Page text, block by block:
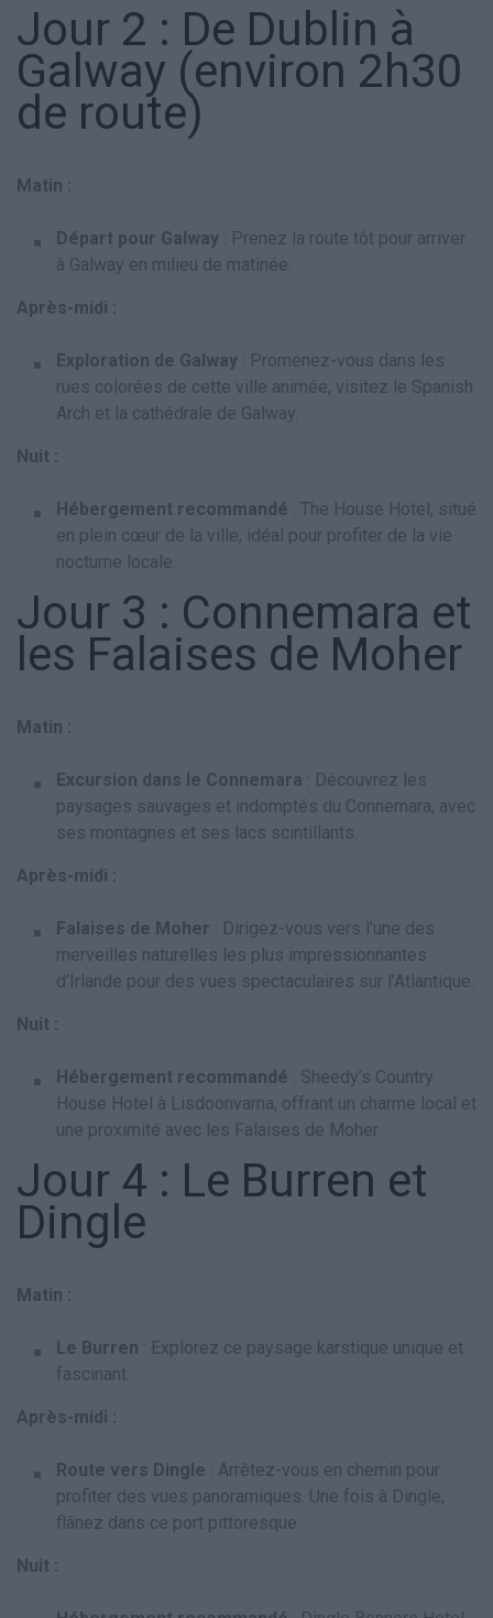
Jour 2 : De Dublin à
Galway (environ 2h30
de route)
Matin :
Départ pour Galway : Prenez la route tôt pour arriver
à Galway en milieu de matinée.
Après-midi :
Exploration de Galway : Promenez-vous dans les
rues colorées de cette ville animée, visitez le Spanish
Arch et la cathédrale de Galway.
Nuit :
Hébergement recommandé : The House Hotel, situé
en plein cœur de la ville, idéal pour profiter de la vie
nocturne locale.
Jour 3 : Connemara et
les Falaises de Moher
Matin :
Excursion dans le Connemara : Découvrez les
paysages sauvages et indomptés du Connemara, avec
ses montagnes et ses lacs scintillants.
Après-midi :
Falaises de Moher : Dirigez-vous vers l’une des
merveilles naturelles les plus impressionnantes
d’Irlande pour des vues spectaculaires sur l’Atlantique.
Nuit :
Hébergement recommandé : Sheedy’s Country
House Hotel à Lisdoonvarna, offrant un charme local et
une proximité avec les Falaises de Moher.
Jour 4 : Le Burren et
Dingle
Matin :
Le Burren : Explorez ce paysage karstique unique et
fascinant.
Après-midi :
Route vers Dingle : Arrêtez-vous en chemin pour
profiter des vues panoramiques. Une fois à Dingle,
flânez dans ce port pittoresque.
Nuit :